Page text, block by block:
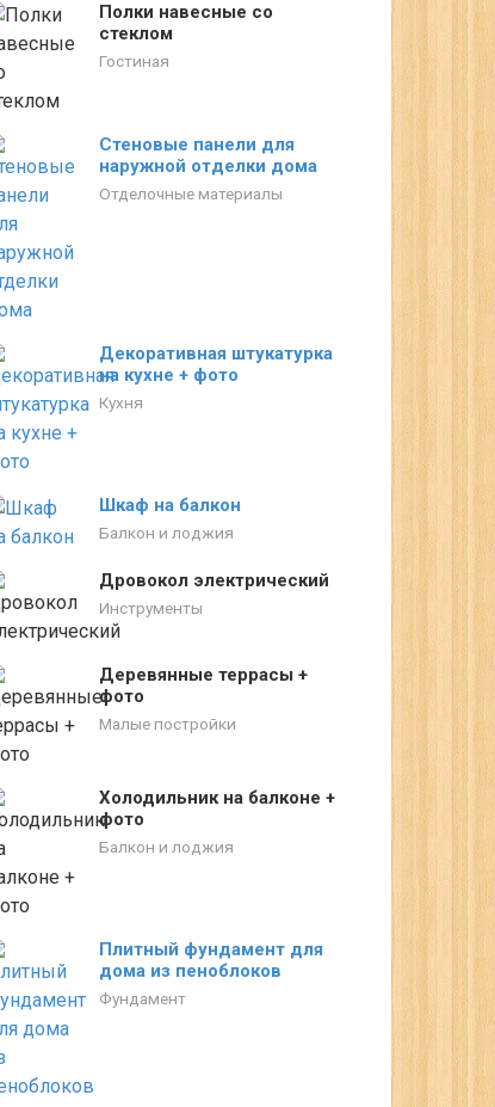
Полки навесные со
стеклом
Гостиная
Стеновые панели для
наружной отделки дома
Отделочные материалы
Декоративная штукатурка
на кухне + фото
Кухня
Шкаф на балкон
Балкон и лоджия
Дровокол электрический
Инструменты
Деревянные террасы +
фото
Малые постройки
Холодильник на балконе +
фото
Балкон и лоджия
Плитный фундамент для
дома из пеноблоков
Фундамент